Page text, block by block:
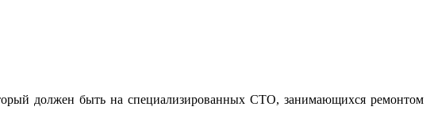
должен быть на специализированных СТО, занимающихся ремонтом